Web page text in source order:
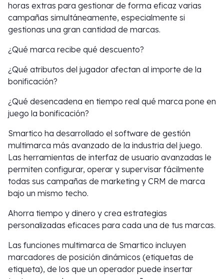
horas extras para gestionar de forma eficaz varias
campañas simultáneamente, especialmente si
gestionas una gran cantidad de marcas.
¿Qué marca recibe qué descuento?
¿Qué atributos del jugador afectan al importe de la
bonificación?
¿Qué desencadena en tiempo real qué marca pone en
juego la bonificación?
Smartico ha desarrollado el software de gestión
multimarca más avanzado de la industria del juego.
Las herramientas de interfaz de usuario avanzadas le
permiten configurar, operar y supervisar fácilmente
todas sus campañas de marketing y CRM de marca
bajo un mismo techo.
Ahorra tiempo y dinero y crea estrategias
personalizadas eficaces para cada una de tus marcas.
Las funciones multimarca de Smartico incluyen
marcadores de posición dinámicos (etiquetas de
etiqueta), de los que un operador puede insertar